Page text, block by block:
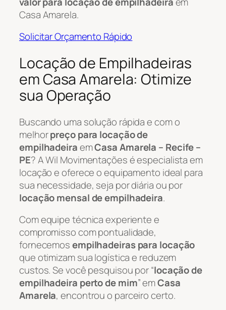
Casa Amarela.
Solicitar Orçamento Rápido
Locação de Empilhadeiras
em Casa Amarela: Otimize
sua Operação
Buscando uma solução rápida e com o
melhorpreço para locação de
empilhadeiraemCasa Amarela – Recife –
PE? A Wil Movimentações é especialista em
locação e oferece o equipamento ideal para
sua necessidade, seja por diária ou por
locação mensal de empilhadeira.
Com equipe técnica experiente e
compromisso com pontualidade,
fornecemosempilhadeiras para locação
que otimizam sua logística e reduzem
custos. Se você pesquisou por “locação de
empilhadeira perto de mim” emCasa
Amarela, encontrou o parceiro certo.